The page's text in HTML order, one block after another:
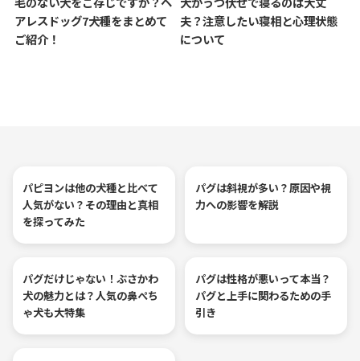
アレスドッグ7犬種をまとめて
ご紹介！
夫？注意したい寝相と心理状態
について
パピヨンは他の犬種と比べて
人気がない？その理由と真相
を探ってみた
パグは斜視が多い？原因や視
力への影響を解説
パグだけじゃない！ぶさかわ
犬の魅力とは？人気の鼻ぺち
ゃ犬も大特集
パグは性格が悪いって本当？
パグと上手に関わるための手
引き